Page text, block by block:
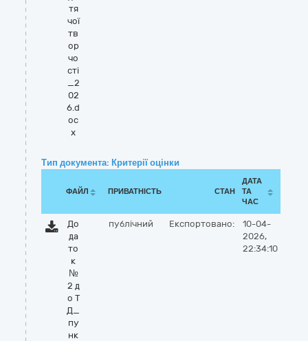
тя
чої
тв
ор
чо
сті
_2
02
6.d
oc
x
Тип документа: Критерії оцінки
ФАЙЛ ПРИВАТНІСТЬ СТАН
ДАТА
ТА
ЧАС
До
да
то
к
№
2 д
о Т
Д_
пу
нк
публічний Експортовано:
10-04-
2026,
22:34:10